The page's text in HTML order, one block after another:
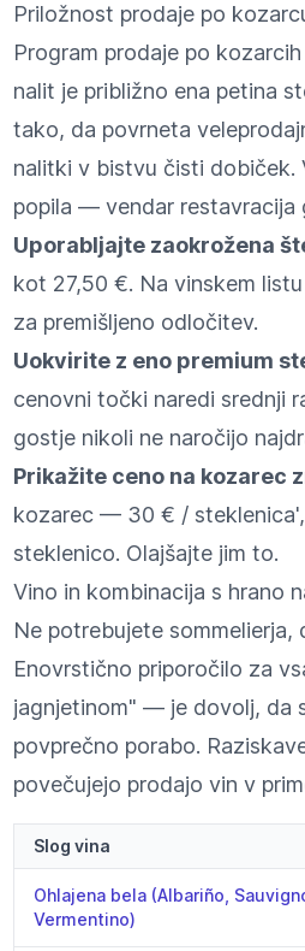
Priložnost prodaje po
Program prodaje po
nalit je približno ena petina
tako, da povrneta
nalitki v bistvu čisti dobiček.
popila — vendar restavracija
Uporabljajte zaokrožena
kot 27,50 €. Na vinskem
za premišljeno odločitev.
Uokvirite z eno premium
cenovni točki naredi srednji
gostje nikoli ne naročijo
Prikažite ceno na kozarec
kozarec — 30 € /
steklenico. Olajšajte jim to.
Vino in kombinacija s hrano
Ne potrebujete sommelierja,
Enovrstično priporočilo za
jagnjetinom" — je dovolj, da
povprečno porabo.
povečujejo prodajo vin v
Slog vina
Ohlajena bela (Albariño,
Vermentino)